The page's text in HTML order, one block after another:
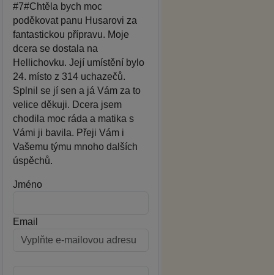
#7#Chtěla bych moc
poděkovat panu Husarovi za
fantastickou přípravu. Moje
dcera se dostala na
Hellichovku. Její umístění bylo
24. místo z 314 uchazečů.
Splnil se jí sen a já Vám za to
velice děkuji. Dcera jsem
chodila moc ráda a matika s
Vámi ji bavila. Přeji Vám i
Vašemu týmu mnoho dalších
úspěchů.
Jméno
Email